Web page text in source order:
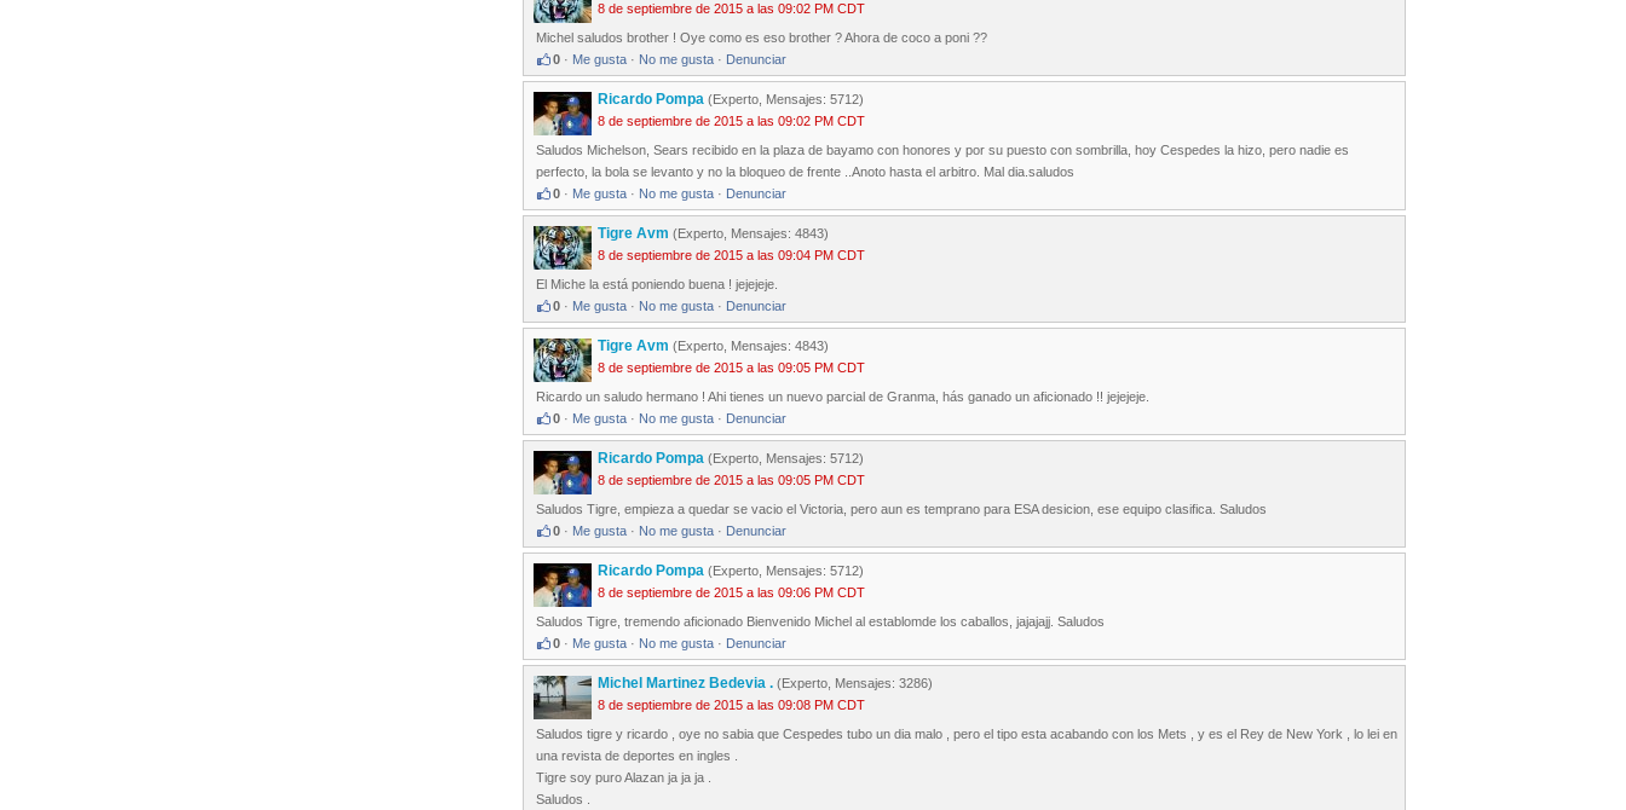
8 de septiembre de 2015 a las 09:02 PM CDT
Michel saludos brother ! Oye como es eso brother ? Ahora de coco a poni ??
0 · Me gusta · No me gusta · Denunciar
Ricardo Pompa (Experto, Mensajes: 5712)
8 de septiembre de 2015 a las 09:02 PM CDT
Saludos Michelson, Sears recibido en la plaza de bayamo con honores y por su puesto con sombrilla, hoy Cespedes la hizo, pero nadie es
perfecto, la bola se levanto y no la bloqueo de frente ..Anoto hasta el arbitro. Mal dia.saludos
0 · Me gusta · No me gusta · Denunciar
Tigre Avm (Experto, Mensajes: 4843)
8 de septiembre de 2015 a las 09:04 PM CDT
El Miche la está poniendo buena ! jejejeje.
0 · Me gusta · No me gusta · Denunciar
Tigre Avm (Experto, Mensajes: 4843)
8 de septiembre de 2015 a las 09:05 PM CDT
Ricardo un saludo hermano ! Ahi tienes un nuevo parcial de Granma, hás ganado un aficionado !! jejejeje.
0 · Me gusta · No me gusta · Denunciar
Ricardo Pompa (Experto, Mensajes: 5712)
8 de septiembre de 2015 a las 09:05 PM CDT
Saludos Tigre, empieza a quedar se vacio el Victoria, pero aun es temprano para ESA desicion, ese equipo clasifica. Saludos
0 · Me gusta · No me gusta · Denunciar
Ricardo Pompa (Experto, Mensajes: 5712)
8 de septiembre de 2015 a las 09:06 PM CDT
Saludos Tigre, tremendo aficionado Bienvenido Michel al establomde los caballos, jajajajj. Saludos
0 · Me gusta · No me gusta · Denunciar
Michel Martinez Bedevia . (Experto, Mensajes: 3286)
8 de septiembre de 2015 a las 09:08 PM CDT
Saludos tigre y ricardo , oye no sabia que Cespedes tubo un dia malo , pero el tipo esta acabando con los Mets , y es el Rey de New York , lo lei en
una revista de deportes en ingles .
Tigre soy puro Alazan ja ja ja .
Saludos .